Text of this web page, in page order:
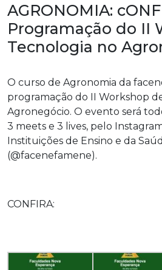
AGRONOMIA:
Programação do II
Tecnologia no
O curso de Agronomia da
programação do II Workshop
Agronegócio. O evento será
3 meets e 3 lives, pelo
Instituições de Ensino e da
(@facenefamene).
CONFIRA: